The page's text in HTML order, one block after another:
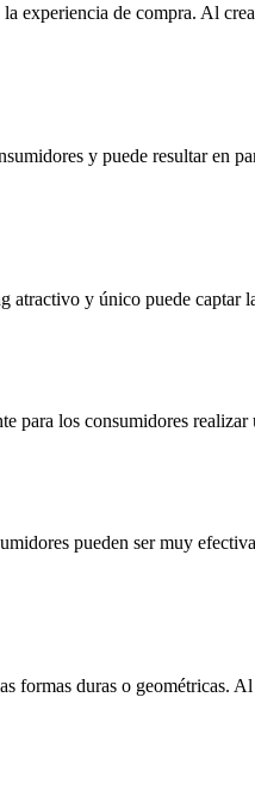
la experiencia de compra. Al
y puede resultar en
y único puede
para los consumidores
pueden ser muy
formas duras o